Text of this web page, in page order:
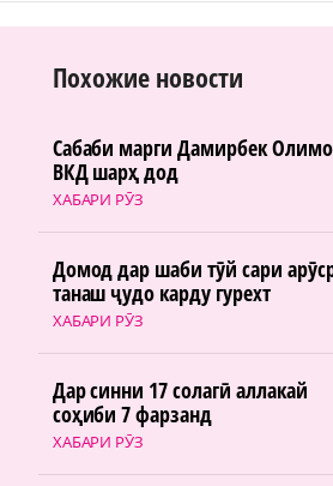
Похожие новости
ХАБАРИ РӮЗ
Сабаби марги Дамирбек
ВКД шарҳ дод
ХАБАРИ РӮЗ
Домод дар шаби тӯй сари
танаш ҷудо карду гурехт
ХАБАРИ РӮЗ
Дар синни 17 солагӣ аллакай
соҳиби 7 фарзанд